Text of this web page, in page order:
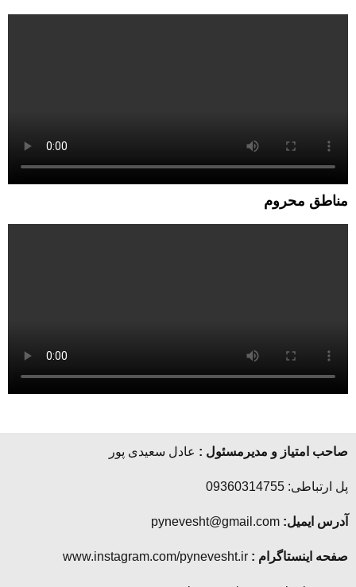
مناطق محروم
صاحب امتیاز و مدیرمسئول : عادل سعیدی پور
پل ارتباطی: 09360314755
آدرس ایمیل:
صفحه اینستاگرام :